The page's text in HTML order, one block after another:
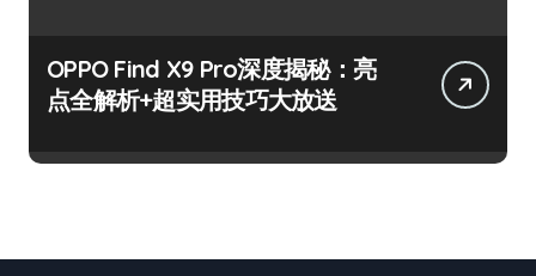
OPPO Find X9 Pro深度揭秘：亮
点全解析+超实用技巧大放送